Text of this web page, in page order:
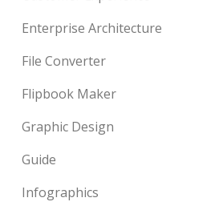
Enterprise Architecture
File Converter
Flipbook Maker
Graphic Design
Guide
Infographics